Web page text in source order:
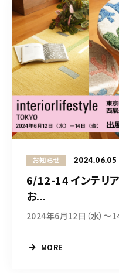
お知らせ 2024.06.05
6/12-14 インテリ
お...
2024年6月12日（水）〜
MORE